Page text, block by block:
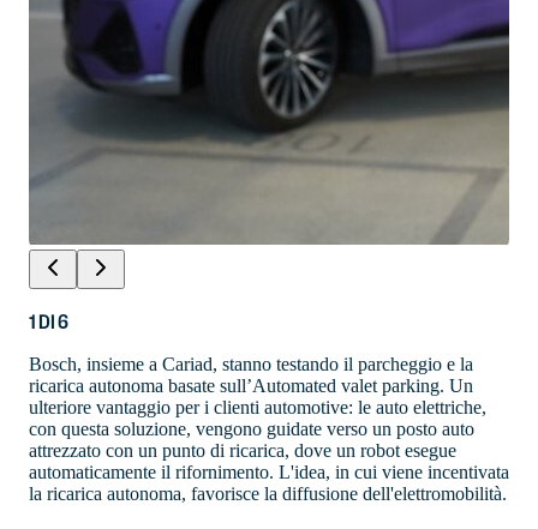
1DI6
Bosch, insieme a Cariad, stanno testando il parcheggio e la
ricarica autonoma basate sull’Automated valet parking. Un
ulteriore vantaggio per i clienti automotive: le auto elettriche,
con questa soluzione, vengono guidate verso un posto auto
attrezzato con un punto di ricarica, dove un robot esegue
automaticamente il rifornimento. L'idea, in cui viene incentivata
la ricarica autonoma, favorisce la diffusione dell'elettromobilità.